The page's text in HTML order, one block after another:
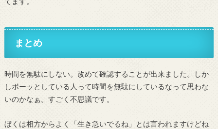
まとめ
時間を無駄にしない。改めて確認することが出来ました。しか
しボーッとしている人って時間を無駄にしているなって思わな
いのかなぁ。すごく不思議です。
ぼくは相方からよく「生き急いでるね」とは言われますけどね